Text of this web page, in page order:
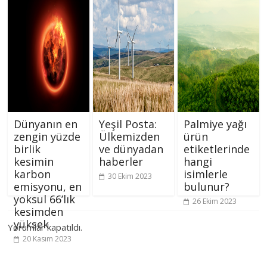
Dünyanın en
zengin yüzde
birlik
kesimin
karbon
emisyonu, en
yoksul 66’lık
kesimden
yüksek
20 Kasım 2023
Yeşil Posta:
Ülkemizden
ve dünyadan
haberler
30 Ekim 2023
Palmiye yağı
ürün
etiketlerinde
hangi
isimlerle
bulunur?
26 Ekim 2023
Yorumlar kapatıldı.